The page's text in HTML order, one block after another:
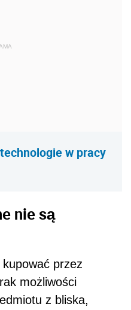
w pracy
nie są
przez
możliwości
z bliska,